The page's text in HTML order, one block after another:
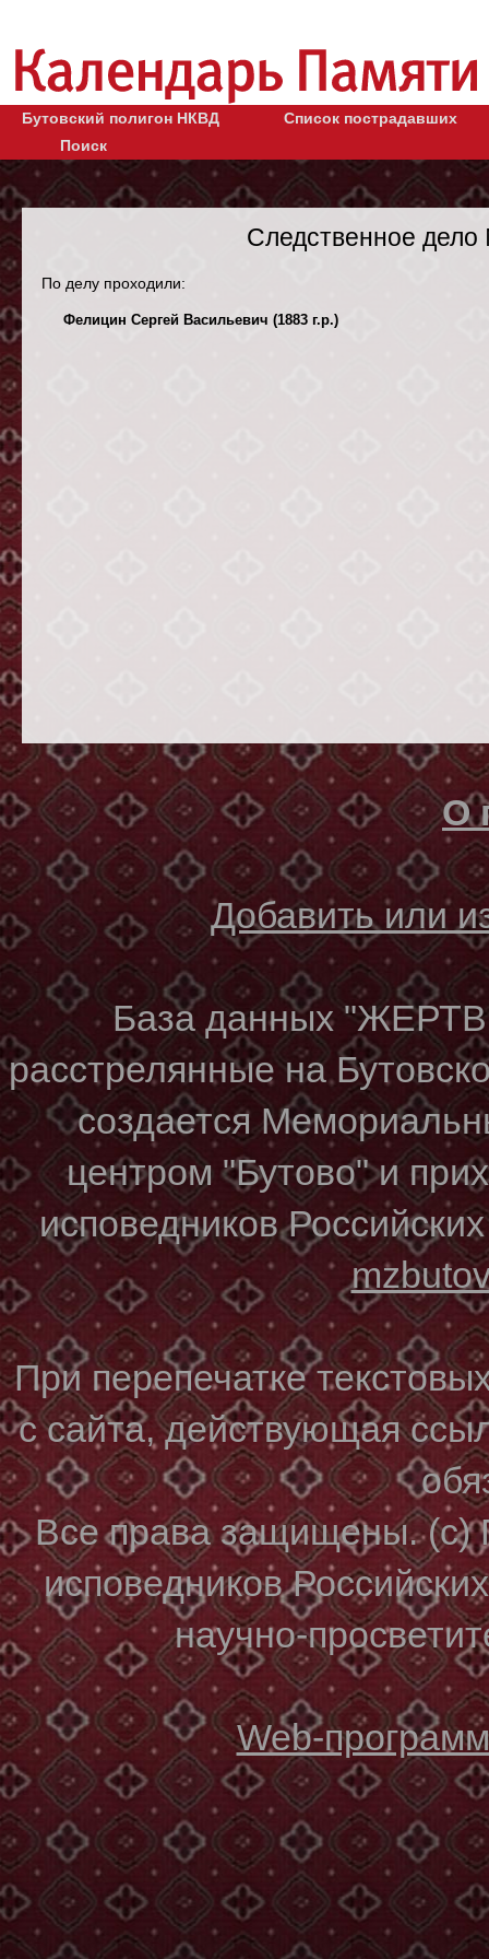
Бутовский полигон НКВД
Список пострадавших
Поиск
Следственное
По делу проходили:
Фелицин Сергей Васильевич (1883 г.р.)
О
Добавить или
База данных
расстрелянные на
создается
центром "Бутово" и
исповедников
При перепечатке
с сайта, действующая
Все права защищены. (с)
исповедников
научно-
Web-